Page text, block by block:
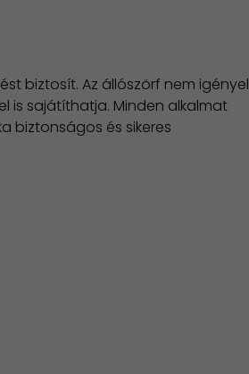
biztosít. Az állószörf nem igényel
is sajátíthatja. Minden alkalmat
biztonságos és sikeres